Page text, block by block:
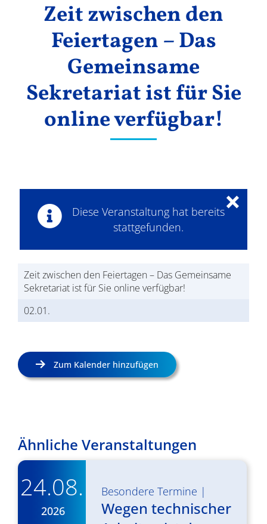
Ergebnisse
Zeit zwischen den
Feiertagen – Das
Gemeinsame
Sekretariat ist für Sie
online verfügbar!
Diese Veranstaltung hat bereits
stattgefunden.
×
Zeit zwischen den Feiertagen – Das Gemeinsame
Sekretariat ist für Sie online verfügbar!
02.01.
Zum Kalender hinzufügen
Ähnliche Veranstaltungen
24.08.
2026
Besondere Termine |
Wegen technischer